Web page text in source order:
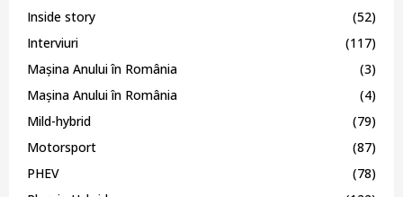
Inside story
(52)
Interviuri
(117)
Mașina Anului în România
(3)
Mașina Anului în România
(4)
Mild-hybrid
(79)
Motorsport
(87)
PHEV
(78)